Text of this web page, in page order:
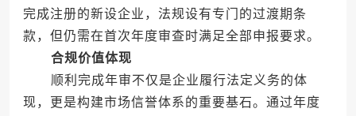
完成注册的新设企业，法规设有专门的过渡期条
款，但仍需在首次年度审查时满足全部申报要求。
合规价值体现
顺利完成年审不仅是企业履行法定义务的体
现，更是构建市场信誉体系的重要基石。通过年度